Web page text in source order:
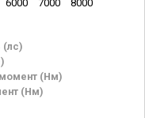
(лс)
(Нм)
(Нм)
6000 7000 8000